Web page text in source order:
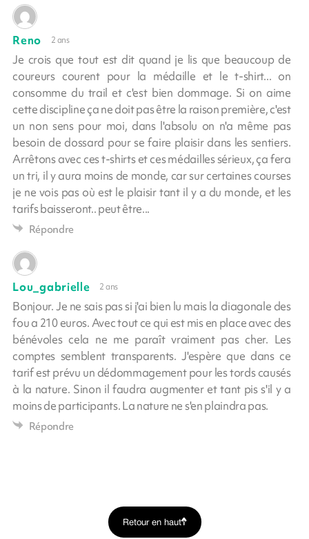
Reno 2 ans
Je crois que tout est dit quand je lis que beaucoup de
coureurs courent pour la médaille et le t-shirt... on
consomme du trail et c'est bien dommage. Si on aime
cette discipline ça ne doit pas être la raison première, c'est
un non sens pour moi, dans l'absolu on n'a même pas
besoin de dossard pour se faire plaisir dans les sentiers.
Arrêtons avec ces t-shirts et ces médailles sérieux, ça fera
un tri, il y aura moins de monde, car sur certaines courses
je ne vois pas où est le plaisir tant il y a du monde, et les
tarifs baisseront.. peut être...
Répondre
Lou_gabrielle 2 ans
Bonjour. Je ne sais pas si j'ai bien lu mais la diagonale des
fou a 210 euros. Avec tout ce qui est mis en place avec des
bénévoles cela ne me paraît vraiment pas cher. Les
comptes semblent transparents. J'espère que dans ce
tarif est prévu un dédommagement pour les tords causés
à la nature. Sinon il faudra augmenter et tant pis s'il y a
moins de participants. La nature ne s'en plaindra pas.
Répondre
Retour en haut